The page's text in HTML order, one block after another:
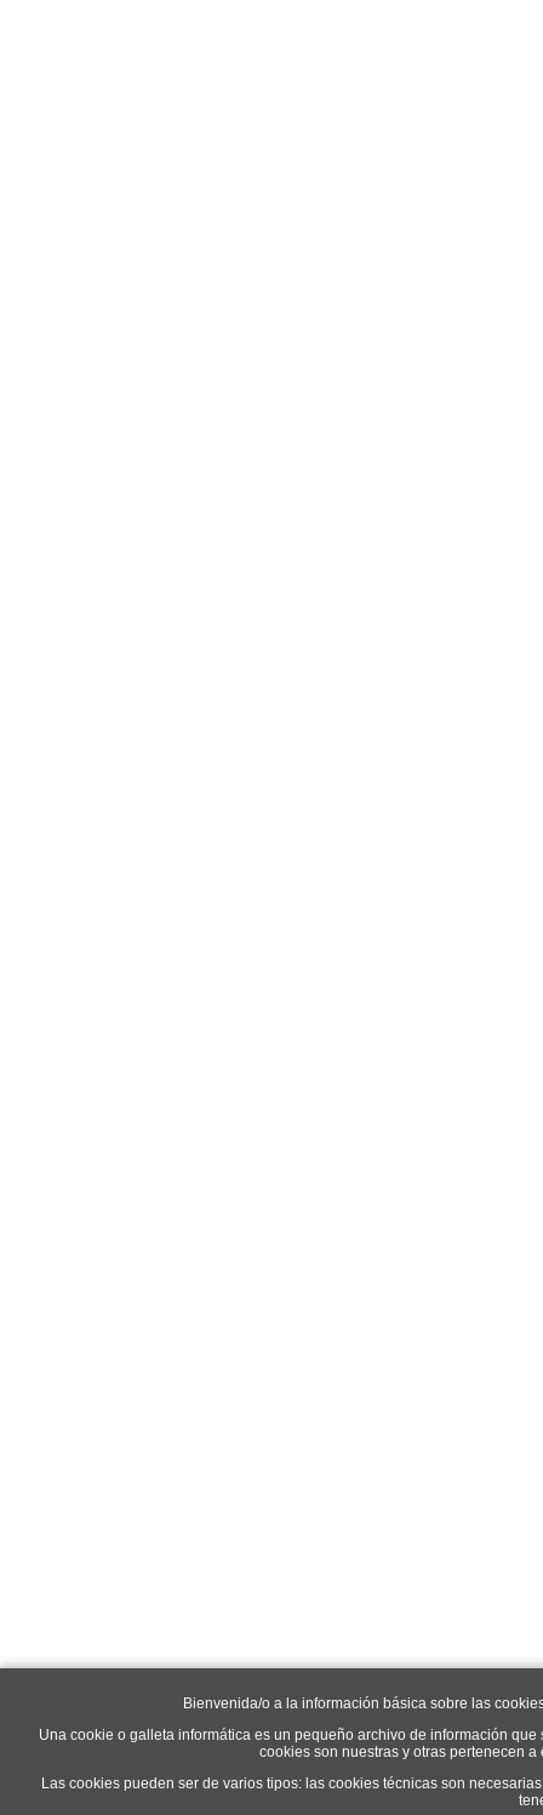
Bienvenida/o a la información básica sobre las
Una cookie o galleta informática es un pequeño archivo de información
cookies son nuestras y otras pertenecen
Las cookies pueden ser de varios tipos: las cookies técnicas son